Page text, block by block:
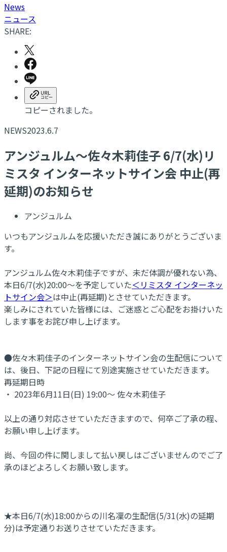
News
ニュース
SHARE:
コピーされました。
NEWS2023.6.7
アンジュルム～佐々木莉佳子 6/7(水)リ
ミスタ インターネットサイン会 中止(再
延期)のお知らせ
アンジュルム
いつもアンジュルムを応援いただき誠にありがとうございま
す。
アンジュルム佐々木莉佳子ですが、未だ体調が優れない為、
本日6/7(水)20:00～を予定していた＜リミスタ インターネッ
トサイン会＞は中止(再延期)とさせていただきます。
楽しみにされていた皆様には、ご迷惑とご心配をお掛けいた
します事をお詫び申し上げます。
●佐々木莉佳子のインターネットサイン会の生配信について
は、後日、下記の日程にて別途実施させていただきます。
再延期日時
・ 2023年6月11日(日) 19:00～ 佐々木莉佳子
以上の通り対応させていただきますので、何卒ご了承の程、
お願い申し上げます。
尚、今回の件に関しまして払い戻しはございませんのでご了
承のほどよろしくお願い致します。
★本日6/7(水)18:00からの川名凜の生配信(5/31(水)の延期
分)は予定通りお送りさせていただきます。